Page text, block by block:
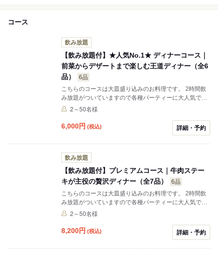
コース
飲み放題
【飲み放題付】★人気No.1★ ディナーコース｜
前菜からデザートまで楽しむ王道ディナー（全6
品）
6品
こちらのコースは大皿盛り込みのお料理です。 2時間飲
み放題がついていますので各種パーティーに大人気で
す。 皆さんで取り分けながらお楽しみください。
2～50名様
6,000円 (税込) 詳細・予約
飲み放題
【飲み放題付】プレミアムコース｜牛肉ステー
キが主役の贅沢ディナー（全7品）
6品
こちらのコースは大皿盛り込みのお料理です。 2時間飲
み放題がついていますので各種パーティーに大人気で
す。 皆さんで取り分けながらお楽しみください。
2～50名様
8,200円 (税込) 詳細・予約